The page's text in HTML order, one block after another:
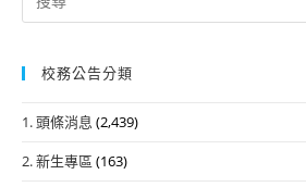
for:
校務公告分類
1. 頭條消息 (2,439)
2. 新生專區 (163)